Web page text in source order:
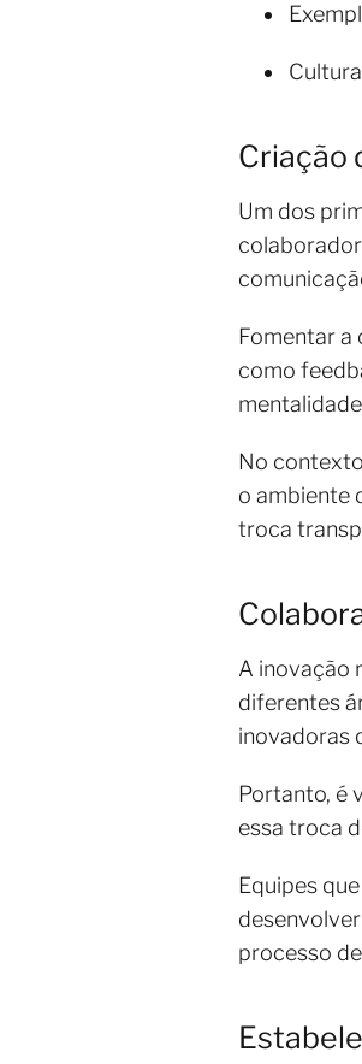
Criação
Um dos
Fomentar a
como
No
o ambiente
troca
A inovação
diferentes
inovadoras
Portanto, é
essa troca
Equipes
processo